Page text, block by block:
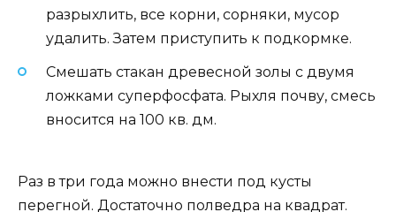
разрыхлить, все корни, сорняки, мусор
удалить. Затем приступить к подкормке.
Смешать стакан древесной золы с двумя
ложками суперфосфата. Рыхля почву, смесь
вносится на 100 кв. дм.
Раз в три года можно внести под кусты
перегной. Достаточно полведра на квадрат.